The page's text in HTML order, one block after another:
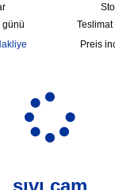
günü
sıvı cam